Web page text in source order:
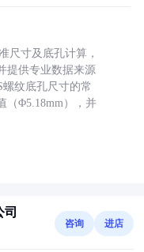
尺寸及底孔计算，
提供专业数据来源
螺纹底孔尺寸的常
（Φ5.18mm），并
咨询 进店